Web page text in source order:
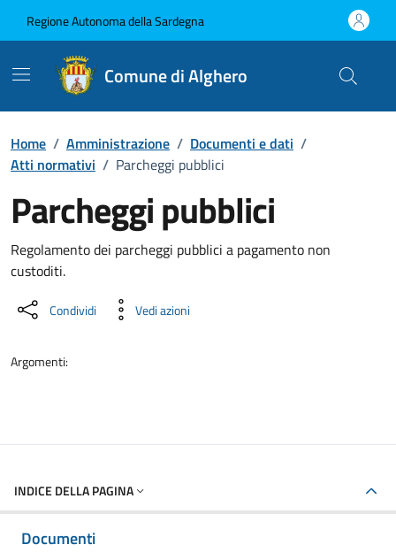
Regione Autonoma della Sardegna
Comune di Alghero
Home / Amministrazione / Documenti e dati /
Atti normativi / Parcheggi pubblici
Parcheggi pubblici
Dettaglio del documento
Regolamento dei parcheggi pubblici a pagamento non
custoditi.
Condividi Vedi azioni
Argomenti:
INDICE DELLA PAGINA
Documenti